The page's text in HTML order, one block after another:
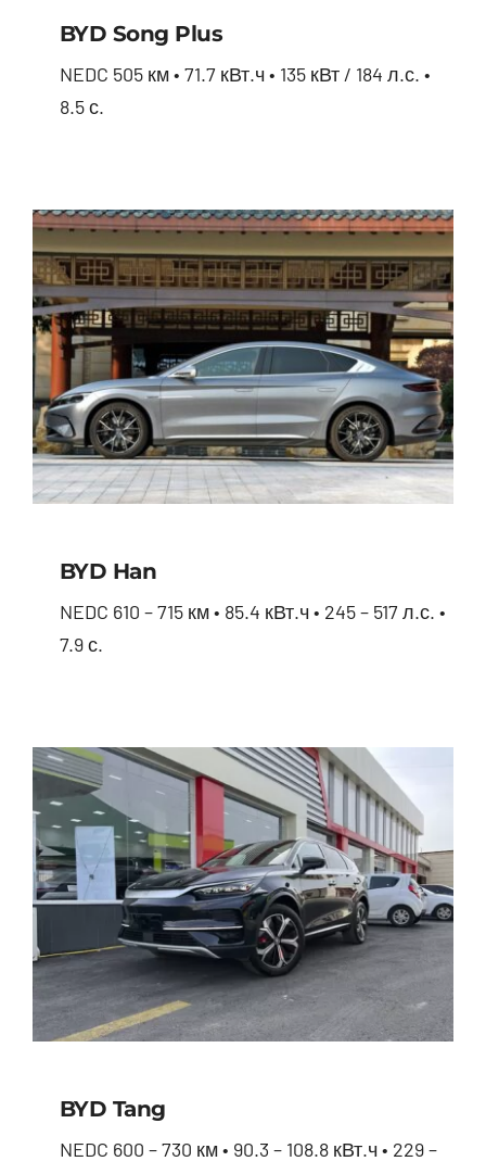
BYD Song Plus
NEDC 505 км • 71.7 кВт.ч • 135 кВт / 184 л.с. •
8.5 с.
BYD Han
NEDC 610 – 715 км • 85.4 кВт.ч • 245 – 517 л.с. •
7.9 с.
BYD Tang
NEDC 600 – 730 км • 90.3 – 108.8 кВт.ч • 229 –